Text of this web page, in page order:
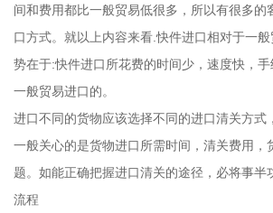
间和费用都比一般贸易低很多，所以有很多的
口方式。就以上内容来看.快件进口相对于一
势在于:快件进口所花费的时间少，速度快，
一般贸易进口的。
进口不同的货物应该选择不同的进口清关方式
一般关心的是货物进口所需时间，清关费用，
题。如能正确把握进口清关的途径，必将事半
流程